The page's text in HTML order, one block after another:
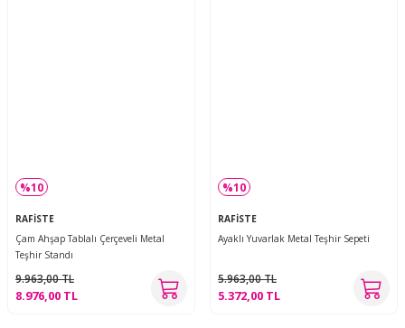
%10
RAFİSTE
Çam Ahşap Tablalı Çerçeveli Metal
Teşhir Standı
9.963,00 TL
8.976,00 TL
%10
RAFİSTE
Ayaklı Yuvarlak Metal Teşhir Sepeti
5.963,00 TL
5.372,00 TL